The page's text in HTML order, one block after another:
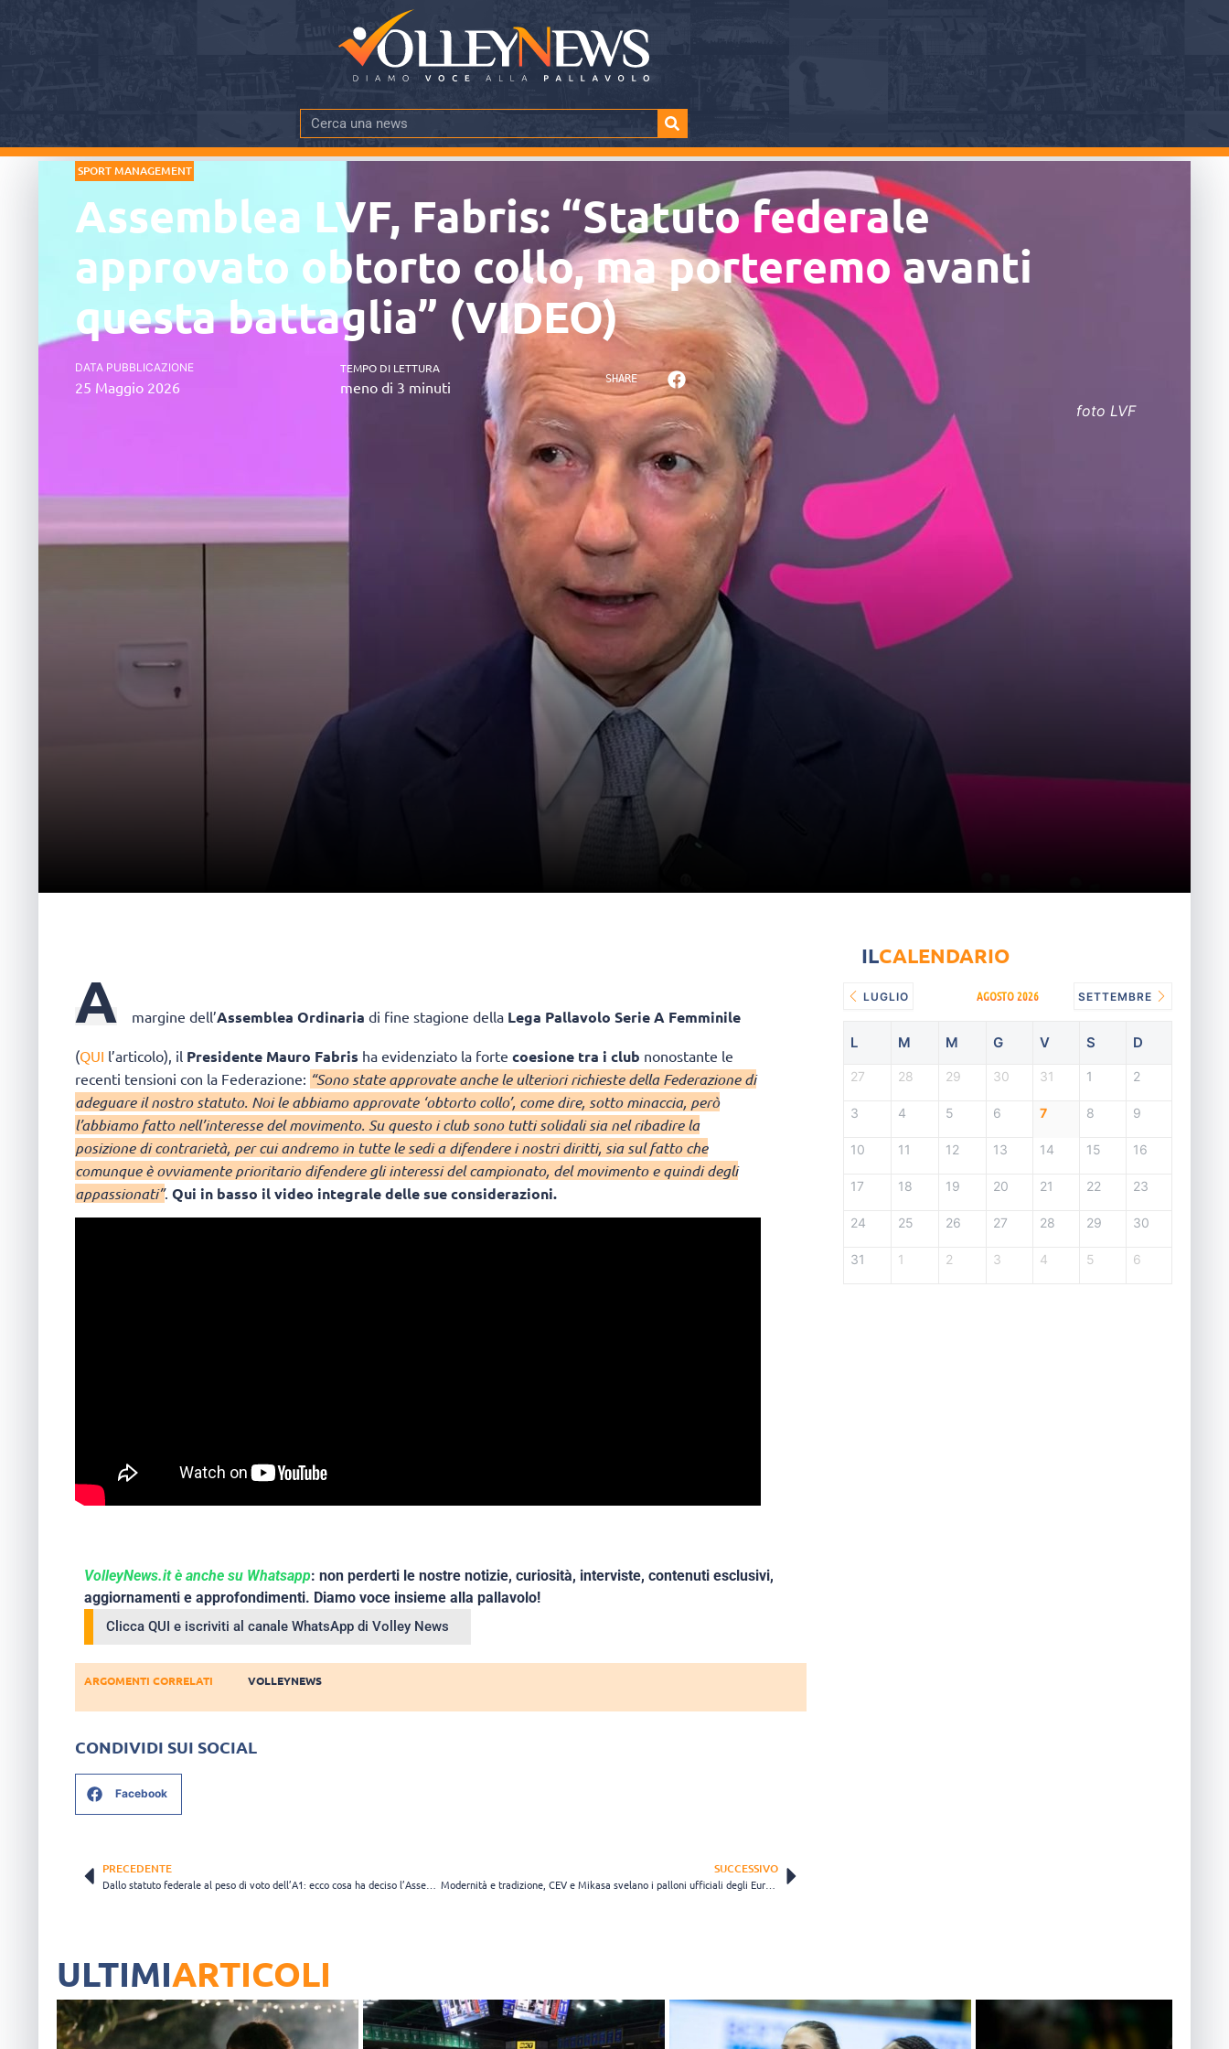
SPORT MANAGEMENT
Assemblea LVF, Fabris: “Statuto federale
approvato obtorto collo, ma porteremo avanti
questa battaglia” (VIDEO)
DATA PUBBLICAZIONE
25 Maggio 2026
TEMPO DI LETTURA
meno di 3 minuti SHARE
foto LVF
A margine dell’Assemblea Ordinaria di fine stagione della Lega Pallavolo Serie A Femminile
(QUI l’articolo), il Presidente Mauro Fabris ha evidenziato la forte coesione tra i club nonostante le
recenti tensioni con la Federazione: “Sono state approvate anche le ulteriori richieste della Federazione di
adeguare il nostro statuto. Noi le abbiamo approvate ‘obtorto collo’, come dire, sotto minaccia, però
l’abbiamo fatto nell’interesse del movimento. Su questo i club sono tutti solidali sia nel ribadire la
posizione di contrarietà, per cui andremo in tutte le sedi a difendere i nostri diritti, sia sul fatto che
comunque è ovviamente prioritario difendere gli interessi del campionato, del movimento e quindi degli
appassionati”. Qui in basso il video integrale delle sue considerazioni.
VolleyNews.it è anche su Whatsapp: non perderti le nostre notizie, curiosità, interviste, contenuti esclusivi,
aggiornamenti e approfondimenti. Diamo voce insieme alla pallavolo!
Clicca QUI e iscriviti al canale WhatsApp di Volley News
ARGOMENTI CORRELATI VOLLEYNEWS
CONDIVIDI SUI SOCIAL
Facebook
PRECEDENTE SUCCESSIVO
Modernità e tradizione, CEV e Mikasa svelano i palloni ufficiali degli Europei 2026
ILCALENDARIO
LUGLIO AGOSTO 2026 SETTEMBRE
L M M G V S D
27 28 29 30 31 1 2
3 4 5 6 7 8 9
10 11 12 13 14 15 16
17 18 19 20 21 22 23
24 25 26 27 28 29 30
31 1 2 3 4 5 6
ULTIMIARTICOLI